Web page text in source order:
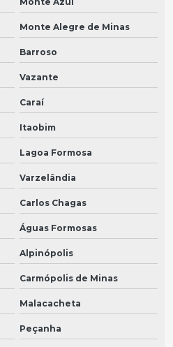
Monte Alegre de Minas
Barroso
Vazante
Caraí
Itaobim
Lagoa Formosa
Varzelândia
Carlos Chagas
Águas Formosas
Alpinópolis
Carmópolis de Minas
Malacacheta
Peçanha